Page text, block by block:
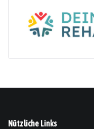
Nützliche Links